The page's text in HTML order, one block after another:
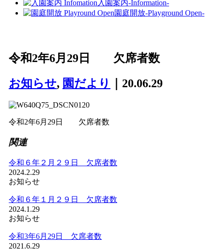
入園案内-Information-
園庭開放-Playground Open-
令和2年6月29日 欠席者数
お知らせ, 園だより ｜20.06.29
令和2年6月29日 欠席者数
関連
令和６年２月２９日 欠席者数
2024.2.29
お知らせ
令和６年１月２９日 欠席者数
2024.1.29
お知らせ
令和3年6月29日 欠席者数
2021.6.29